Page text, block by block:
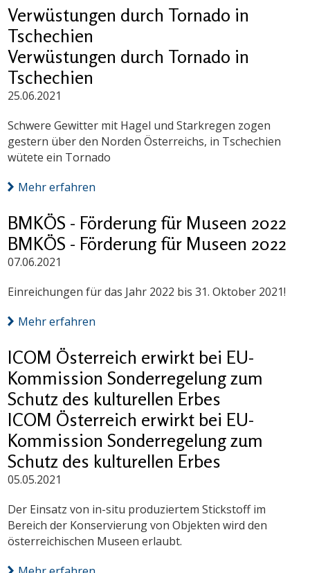
Verwüstungen durch Tornado in
Tschechien
Verwüstungen durch Tornado in
Tschechien
25.06.2021
Schwere Gewitter mit Hagel und Starkregen zogen
gestern über den Norden Österreichs, in Tschechien
wütete ein Tornado
Mehr erfahren
BMKÖS - Förderung für Museen 2022
BMKÖS - Förderung für Museen 2022
07.06.2021
Einreichungen für das Jahr 2022 bis 31. Oktober 2021!
Mehr erfahren
ICOM Österreich erwirkt bei EU-
Kommission Sonderregelung zum
Schutz des kulturellen Erbes
ICOM Österreich erwirkt bei EU-
Kommission Sonderregelung zum
Schutz des kulturellen Erbes
05.05.2021
Der Einsatz von in-situ produziertem Stickstoff im
Bereich der Konservierung von Objekten wird den
österreichischen Museen erlaubt.